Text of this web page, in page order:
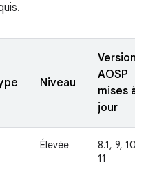
Niveau
Versions
AOSP
mises à
jour
Élevée
8.1, 9, 10,
11